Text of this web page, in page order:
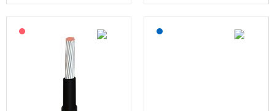
Lagerført: NEK Kabel